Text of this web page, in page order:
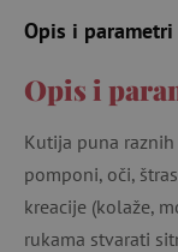
Opis i parametri
Opis i
Kutija puna
pomponi, oči,
kreacije (kolaže,
rukama stvarati